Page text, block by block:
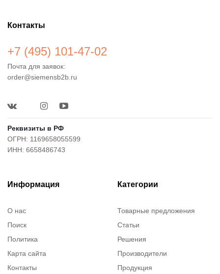
Контакты
+7 (495) 101-47-02
Почта для заявок:
order@siemensb2b.ru
Реквизиты в РФ
ОГРН: 1169658055599
ИНН: 6658486743
Информация
О нас
Поиск
Политика
Карта сайта
Контакты
Категории
Товарные предложения
Статьи
Решения
Производители
Продукция